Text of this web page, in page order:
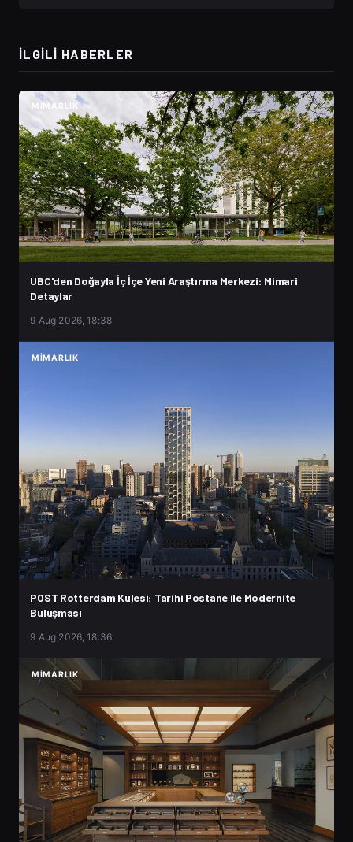
İLGILI HABERLER
MIMARLIK
UBC'den Doğayla İç İçe Yeni Araştırma Merkezi: Mimari
Detaylar
9 Aug 2026, 18:38
MIMARLIK
POST Rotterdam Kulesi: Tarihi Postane ile Modernite
Buluşması
9 Aug 2026, 18:36
MIMARLIK